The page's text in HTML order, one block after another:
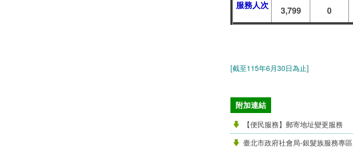
服務人次 3,799 0
[截至115年6月30日為止]
附加連結
【便民服務】郵寄地址變更服務
臺北市政府社會局-銀髮族服務專區